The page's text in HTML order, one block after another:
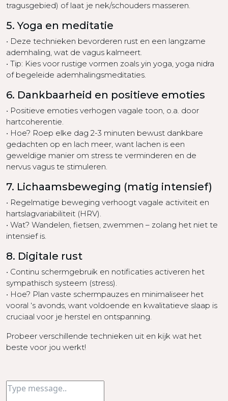
tragusgebied) of laat je nek/schouders masseren.
5. Yoga en meditatie
• Deze technieken bevorderen rust en een langzame
ademhaling, wat de vagus kalmeert.
• Tip: Kies voor rustige vormen zoals yin yoga, yoga nidra
of begeleide ademhalingsmeditaties.
6. Dankbaarheid en positieve emoties
• Positieve emoties verhogen vagale toon, o.a. door
hartcoherentie.
• Hoe? Roep elke dag 2-3 minuten bewust dankbare
gedachten op en lach meer, want lachen is een
geweldige manier om stress te verminderen en de
nervus vagus te stimuleren.
7. Lichaamsbeweging (matig intensief)
• Regelmatige beweging verhoogt vagale activiteit en
hartslagvariabiliteit (HRV).
• Wat? Wandelen, fietsen, zwemmen – zolang het niet te
intensief is.
8. Digitale rust
• Continu schermgebruik en notificaties activeren het
sympathisch systeem (stress).
• Hoe? Plan vaste schermpauzes en minimaliseer het
vooral ‘s avonds, want voldoende en kwalitatieve slaap is
cruciaal voor je herstel en ontspanning.
Probeer verschillende technieken uit en kijk wat het
beste voor jou werkt!